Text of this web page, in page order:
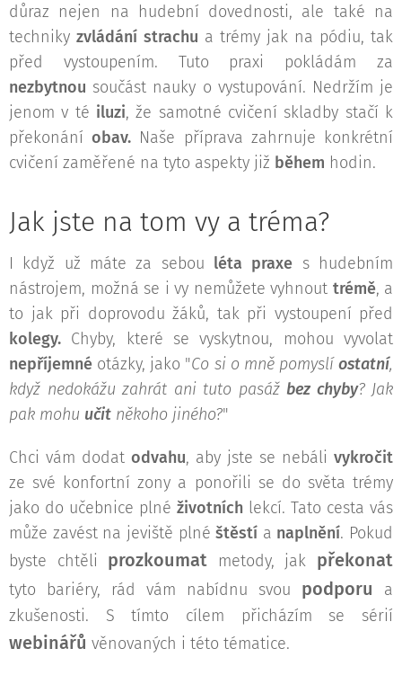
důraz nejen na hudební dovednosti, ale také na
techniky zvládání strachu a trémy jak na pódiu, tak
před vystoupením. Tuto praxi pokládám za
nezbytnou součást nauky o vystupování. Nedržím je
jenom v té iluzi, že samotné cvičení skladby stačí k
překonáníobav. Naše příprava zahrnuje konkrétní
cvičení zaměřené na tyto aspekty již během hodin.
Jak jste na tom vy a tréma?
I když už máte za sebou léta praxe s hudebním
nástrojem, možná se i vy nemůžete vyhnout trémě, a
to jak při doprovodu žáků, tak při vystoupení před
kolegy. Chyby, které se vyskytnou, mohou vyvolat
nepříjemné otázky, jako "Co si o mně pomyslíostatní,
když nedokážu zahrát ani tuto pasáž bez chyby? Jak
pak mohu učit někoho jiného?"
Chci vám dodat odvahu, aby jste se nebáli vykročit
ze své konfortní zony a ponořili se do světa trémy
jako do učebnice plné životních lekcí. Tato cesta vás
může zavést na jeviště plnéštěstí a naplnění. Pokud
byste chtěli prozkoumat metody, jak překonat
tyto bariéry, rád vám nabídnu svou podporu a
zkušenosti. S tímto cílem přicházím se sérií
webinářů věnovaných i této tématice.